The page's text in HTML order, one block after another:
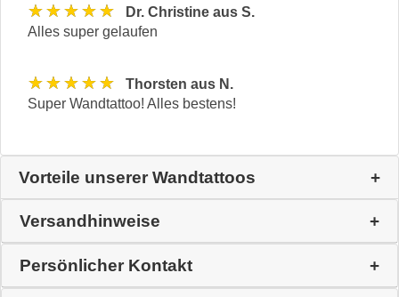
★★★★★
Dr. Christine aus S.
Alles super gelaufen
★★★★★
Thorsten aus N.
Super Wandtattoo! Alles bestens!
Vorteile unserer Wandtattoos
Versandhinweise
Persönlicher Kontakt